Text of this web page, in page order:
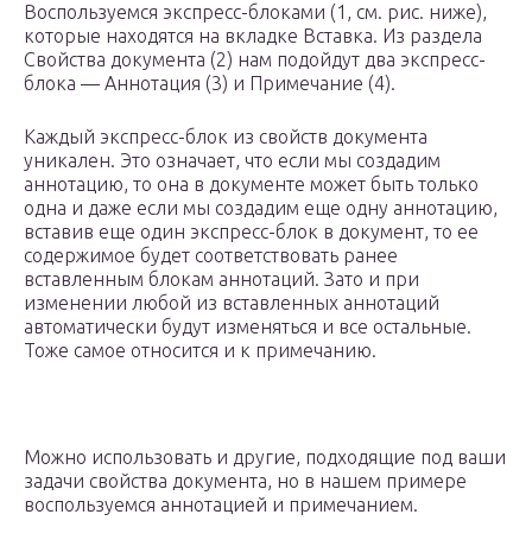
Воспользуемся экспресс-блоками (1, см. рис. ниже),
которые находятся на вкладке Вставка. Из раздела
Свойства документа (2) нам подойдут два экспресс-
блока — Аннотация (3) и Примечание (4).
Каждый экспресс-блок из свойств документа
уникален. Это означает, что если мы создадим
аннотацию, то она в документе может быть только
одна и даже если мы создадим еще одну аннотацию,
вставив еще один экспресс-блок в документ, то ее
содержимое будет соответствовать ранее
вставленным блокам аннотаций. Зато и при
изменении любой из вставленных аннотаций
автоматически будут изменяться и все остальные.
Тоже самое относится и к примечанию.
Можно использовать и другие, подходящие под ваши
задачи свойства документа, но в нашем примере
воспользуемся аннотацией и примечанием.